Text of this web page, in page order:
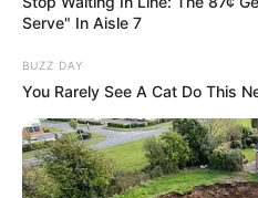
Serve" In Aisle 7
BUZZ DAY
You Rarely See A Cat Do This